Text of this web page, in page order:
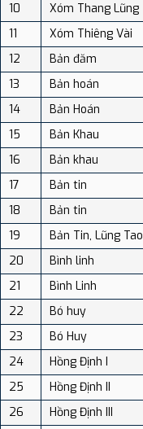
10
Xóm Thang Lũng
11
Xóm Thiêng Vài
12
Bản đăm
13
Bản hoán
14
Bản Hoán
15
Bản Khau
16
Bản khau
17
Bản tin
18
Bản tin
19
Bản Tin, Lũng Tao
20
Bình linh
21
Bình Linh
22
Bó huy
23
Bó Huy
24
Hồng Định I
25
Hồng Định II
26
Hồng Định III